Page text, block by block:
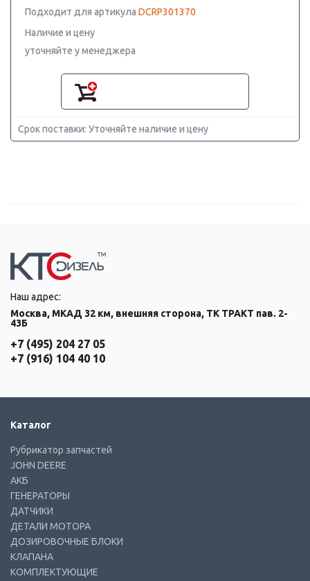
Подходит для артикула DCRP301370
Наличие и цену
уточняйте у менеджера
Срок поставки: Уточняйте наличие и цену
Наш адрес:
Москва, МКАД 32 км, внешняя сторона, ТК ТРАКТ пав. 2-
43Б
+7 (495) 204 27 05
+7 (916) 104 40 10
Каталог
Рубрикатор запчастей
JOHN DEERE
АКБ
ГЕНЕРАТОРЫ
ДАТЧИКИ
ДЕТАЛИ МОТОРА
ДОЗИРОВОЧНЫЕ БЛОКИ
КЛАПАНА
КОМПЛЕКТУЮЩИЕ